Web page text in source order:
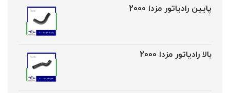
پایین رادیاتور مزدا 2000
بالا رادیاتور مزدا 2000